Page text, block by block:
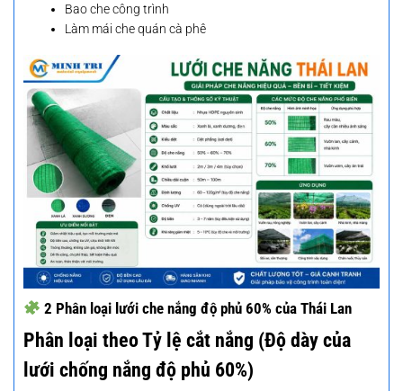
Bao che công trình
Làm mái che quán cà phê
2 Phân loại lưới che nắng độ phủ 60% của Thái Lan
Phân loại theo Tỷ lệ cắt nắng (Độ dày của
lưới chống nắng độ phủ 60%)